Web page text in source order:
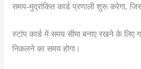
समय-मुद्रांकित कार्ड प्रणाली शुरू करेगा,
स्टांप कार्ड में समय सीमा बनाए रखने के
निकलने का समय होगा।